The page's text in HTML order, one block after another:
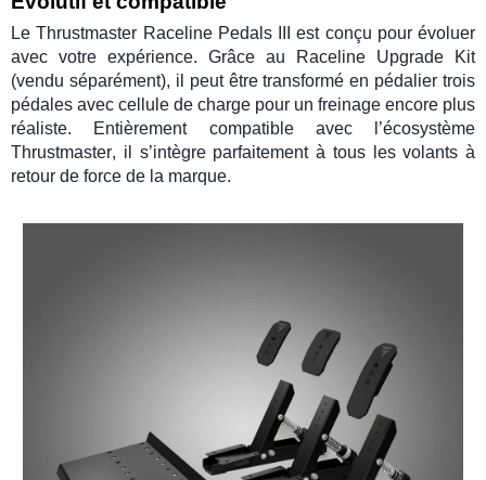
LeThrustmaster Raceline Pedals III
est conçu pour évoluer
avec votre expérience. Grâce au
Raceline Upgrade Kit
(vendu séparément), il peut être transformé en pédalier trois
pédales avec cellule de charge pour un freinage encore plus
réaliste. Entièrement compatible avec l’écosystème
Thrustmaster, il s’intègre parfaitement à tous lesvolants à
retour de force de la marque.